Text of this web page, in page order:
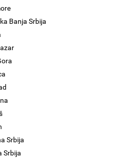
Banja Srbija
Srbija
Srbija